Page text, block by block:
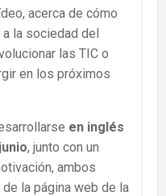
acerca de cómo
la sociedad del
las TIC o
en los próximos
en inglés
, junto con un
ambos
la página web de la